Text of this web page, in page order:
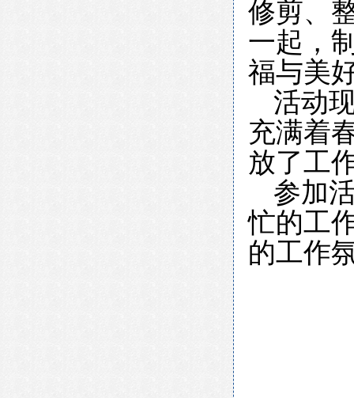
修剪、
一起，
福与美
活动
充满着
放了工
参加
忙的工
的工作